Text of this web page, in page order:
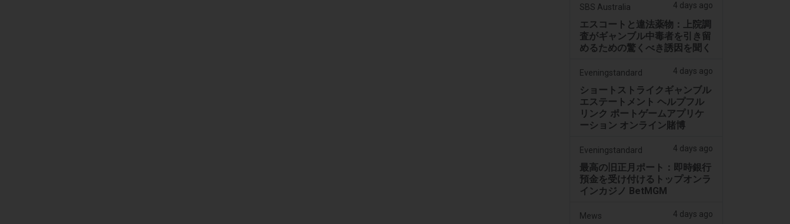
SBS Australia 4 days ago
エスコートと違法薬物：上院調
査がギャンブル中毒者を引き留
めるための驚くべき誘因を聞く
Eveningstandard 4 days ago
ショートストライクギャンブル
エステートメント ヘルプフル
リンク ポートゲームアプリケ
ーション オンライン賭博
Eveningstandard 4 days ago
最高の旧正月ポート：即時銀行
預金を受け付けるトップオンラ
インカジノ BetMGM
Mews 4 days ago